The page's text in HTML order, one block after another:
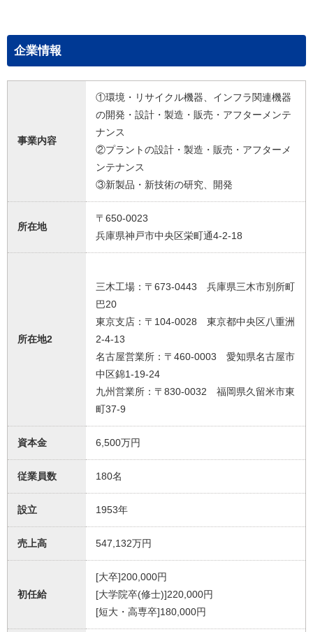
企業情報
事業内容
①環境・リサイクル機器、インフラ関連機器
の開発・設計・製造・販売・アフターメンテ
ナンス
②プラントの設計・製造・販売・アフターメ
ンテナンス
③新製品・新技術の研究、開発
所在地
〒650-0023
兵庫県神戸市中央区栄町通4-2-18
所在地2
三木工場：〒673-0443 兵庫県三木市別所町
巴20
東京支店：〒104-0028 東京都中央区八重洲
2-4-13
名古屋営業所：〒460-0003 愛知県名古屋市
中区錦1-19-24
九州営業所：〒830-0032 福岡県久留米市東
町37-9
資本金 6,500万円
従業員数 180名
設立 1953年
売上高 547,132万円
初任給
[大卒]200,000円
[大学院卒(修士)]220,000円
[短大・高専卒]180,000円